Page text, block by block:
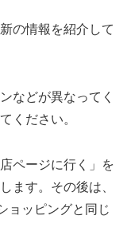
の情報を紹介して
などが異なってく
ください。
ページに行く」を
ます。その後は、
ョッピングと同じ